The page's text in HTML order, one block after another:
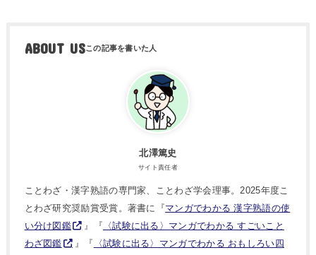
ABOUT US
北澤篤史
サイト責任者
ことわざ・漢字熟語の専門家、ことわざ学会理事。2025年度こ
とわざ研究奨励賞受賞。著書に『マンガでわかる 漢字熟語の使
い分け図鑑
』『 〈試験に出る〉マンガでわかる すごいこと
わざ図鑑
』『 〈試験に出る〉マンガでわかる おもしろい四